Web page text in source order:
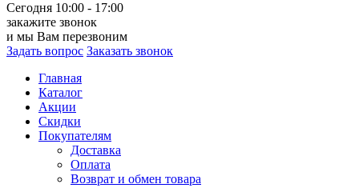
Сегодня 10:00 - 17:00
закажите звонок
и мы Вам перезвоним
Задать вопрос Заказать звонок
Главная
Каталог
Акции
Скидки
Покупателям
Доставка
Оплата
Возврат и обмен товара